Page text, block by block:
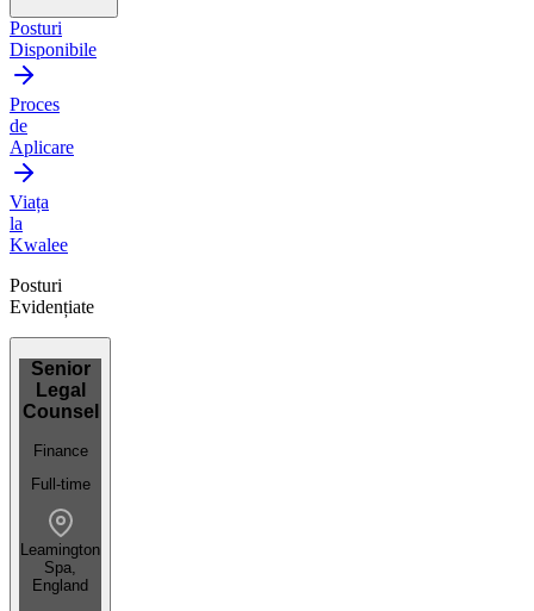
Posturi
Disponibile
Proces
de
Aplicare
Viața
la
Kwalee
Posturi
Evidențiate
Senior
Legal
Counsel
Finance
Full-time
Leamington
Spa,
England